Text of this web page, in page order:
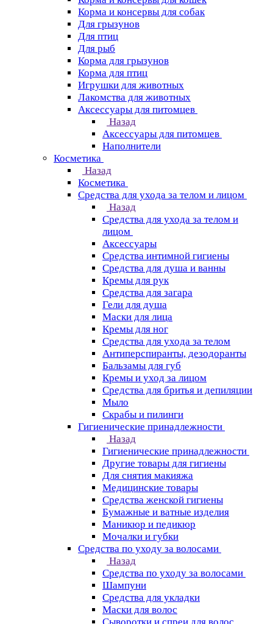
Корма и консервы для собак
Для грызунов
Для птиц
Для рыб
Корма для грызунов
Корма для птиц
Игрушки для животных
Лакомства для животных
Аксессуары для питомцев
Назад
Аксессуары для питомцев
Наполнители
Косметика
Назад
Косметика
Средства для ухода за телом и лицом
Назад
Средства для ухода за телом и
лицом
Аксессуары
Средства интимной гигиены
Средства для душа и ванны
Кремы для рук
Средства для загара
Гели для душа
Маски для лица
Кремы для ног
Средства для ухода за телом
Антиперспиранты, дезодоранты
Бальзамы для губ
Кремы и уход за лицом
Средства для бритья и депиляции
Мыло
Скрабы и пилинги
Гигиенические принадлежности
Назад
Гигиенические принадлежности
Другие товары для гигиены
Для снятия макияжа
Медицинские товары
Средства женской гигиены
Бумажные и ватные изделия
Маникюр и педикюр
Мочалки и губки
Средства по уходу за волосами
Назад
Средства по уходу за волосами
Шампуни
Средства для укладки
Маски для волос